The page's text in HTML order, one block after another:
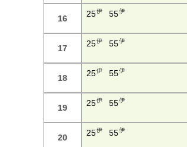
16 25伊 55伊
17 25伊 55伊
18 25伊 55伊
19 25伊 55伊
20 25伊 55伊